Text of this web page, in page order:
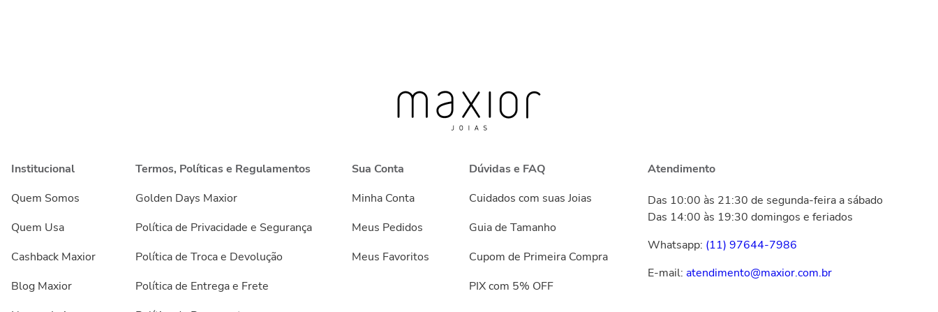
Institucional
Quem Somos
Quem Usa
Cashback Maxior
Blog Maxior
Termos, Políticas e Regulamentos
Golden Days Maxior
Política de Privacidade e Segurança
Política de Troca e Devolução
Política de Entrega e Frete
Sua Conta
Minha Conta
Meus Pedidos
Meus Favoritos
Dúvidas e FAQ
Cuidados com suas Joias
Guia de Tamanho
Cupom de Primeira Compra
PIX com 5% OFF
Atendimento
Das 10:00 às 21:30 de segunda-feira a sábado
Das 14:00 às 19:30 domingos e feriados
Whatsapp: (11) 97644-7986
E-mail: atendimento@maxior.com.br